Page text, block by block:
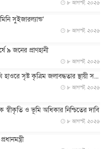
৮ আগস্ট, ২০২৬
সুইজারল্যান্ড’
৮ আগস্ট, ২০২৬
৯ জনের প্রাণহানী
৮ আগস্ট, ২০২৬
সৃষ্ট কৃত্রিম জলাবদ্ধতার স্থায়ী স...
৮ আগস্ট, ২০২৬
স্বীকৃতি ও ভূমি অধিকার নিশ্চিতের দাবি
৮ আগস্ট, ২০২৬